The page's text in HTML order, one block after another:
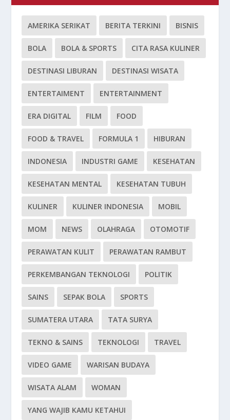
AMERIKA SERIKAT BERITA TERKINI BISNIS
BOLA BOLA & SPORTS CITA RASA KULINER
DESTINASI LIBURAN DESTINASI WISATA
ENTERTAIMENT ENTERTAINMENT
ERA DIGITAL FILM FOOD
FOOD & TRAVEL FORMULA 1 HIBURAN
INDONESIA INDUSTRI GAME KESEHATAN
KESEHATAN MENTAL KESEHATAN TUBUH
KULINER KULINER INDONESIA MOBIL
MOM NEWS OLAHRAGA OTOMOTIF
PERAWATAN KULIT PERAWATAN RAMBUT
PERKEMBANGAN TEKNOLOGI POLITIK
SAINS SEPAK BOLA SPORTS
SUMATERA UTARA TATA SURYA
TEKNO & SAINS TEKNOLOGI TRAVEL
VIDEO GAME WARISAN BUDAYA
WISATA ALAM WOMAN
YANG WAJIB KAMU KETAHUI